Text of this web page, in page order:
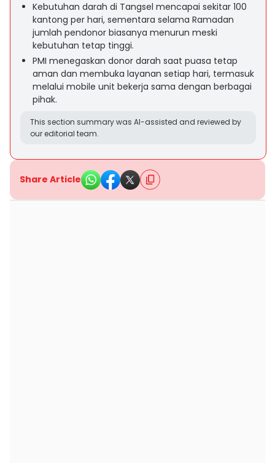
Kebutuhan darah di Tangsel mencapai sekitar 100
kantong per hari, sementara selama Ramadan
jumlah pendonor biasanya menurun meski
kebutuhan tetap tinggi.
PMI menegaskan donor darah saat puasa tetap
aman dan membuka layanan setiap hari, termasuk
melalui mobile unit bekerja sama dengan berbagai
pihak.
This section summary was AI-assisted and reviewed by
our editorial team.
Share Article